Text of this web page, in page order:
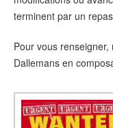
terminent par un
Pour vous
Dallemans en